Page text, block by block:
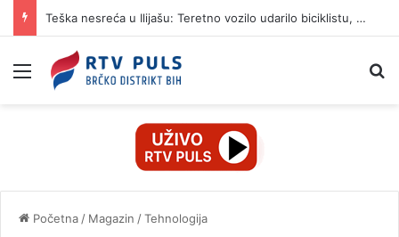
Teška nesreća u Ilijašu: Teretno vozilo udarilo biciklistu, 75-godišnjak zadržan u bolnici
Izbornik
Početna / Magazin /Tehnologija